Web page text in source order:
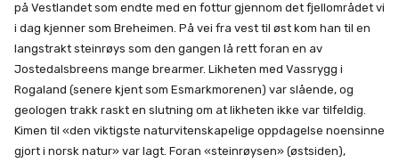
på Vestlandet som endte med en fottur gjennom det fjellområdet vi
i dag kjenner som Breheimen. På vei fra vest til øst kom han til en
langstrakt steinrøys som den gangen lå rett foran en av
Jostedalsbreens mange brearmer. Likheten med Vassrygg i
Rogaland (senere kjent som Esmarkmorenen) var slående, og
geologen trakk raskt en slutning om at likheten ikke var tilfeldig.
Kimen til «den viktigste naturvitenskapelige oppdagelse noensinne
gjort i norsk natur» var lagt. Foran «steinrøysen» (østsiden),